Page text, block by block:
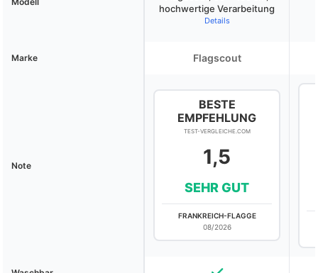
hochwertige Verarbeitung
Details
Marke Flagscout
Note
BESTE
EMPFEHLUNG
TEST-VERGLEICHE.COM
1,5
SEHR GUT
FRANKREICH-FLAGGE
08/2026